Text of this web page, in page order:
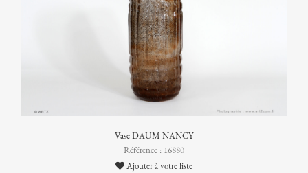
Vase DAUM NANCY
Référence : 16880
Ajouter à votre liste